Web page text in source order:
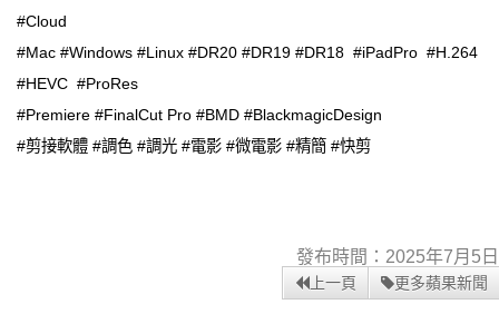
#Cloud
#Mac #Windows #Linux #DR20 #DR19 #DR18 #iPadPro #H.264
#HEVC #ProRes
#Premiere #FinalCut Pro #BMD #BlackmagicDesign
#剪接軟體 #調色 #調光 #電影 #微電影 #精簡 #快剪
發布時間：2025年7月5日
上一頁 更多蘋果新聞